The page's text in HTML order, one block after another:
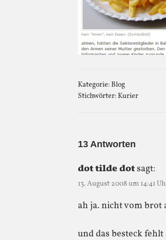
Kategorie:Blog
Stichwörter:Kurier
13 Antworten
dot tilde dotsagt:
13. August 2008 um 14:41
ah ja. nicht vom brot
und das besteck fehlt